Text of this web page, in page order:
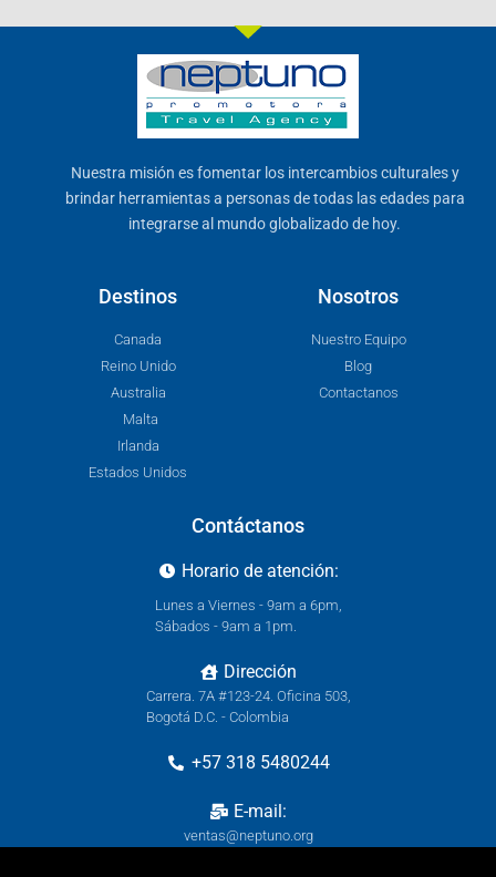
Nuestra misión es fomentar los intercambios culturales y
brindar herramientas a personas de todas las edades para
integrarse al mundo globalizado de hoy.
Destinos
Canada
Reino Unido
Australia
Malta
Irlanda
Estados Unidos
Nosotros
Nuestro Equipo
Blog
Contactanos
Contáctanos
Horario de atención:
Lunes a Viernes - 9am a 6pm,
Sábados - 9am a 1pm.
Dirección
Carrera. 7A #123-24. Oficina 503,
Bogotá D.C. - Colombia
+57 318 5480244
E-mail:
ventas@neptuno.org